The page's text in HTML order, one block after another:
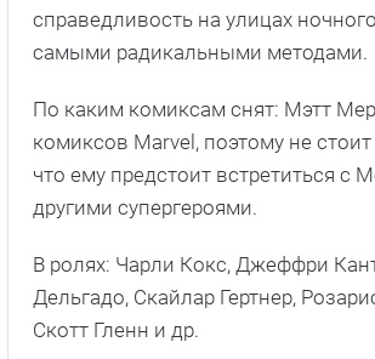
справедливость на улицах
самыми радикальными методами.
По каким комиксам снят: Мэтт
комиксов Marvel, поэтому не
что ему предстоит встретиться с
другими супергероями.
В ролях: Чарли Кокс, Джеффри
Дельгадо, Скайлар Гертнер,
Скотт Гленн и др.